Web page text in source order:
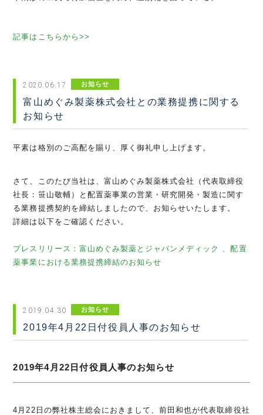
記事はこちらから>>
2020.06.17 お知らせ
富山めぐみ製薬株式会社との業務提携に関する
お知らせ
平素は格別のご高配を賜り、厚く御礼申し上げます。
さて、このたび当社は、富山めぐみ製薬株式会社（代表取締役
社長：笹山敬輔）と配置薬事業の営業・研究開発・製造に関す
る業務提携契約を締結しましたので、お知らせいたします。
詳細は以下をご確認ください。
プレスリリース：富山めぐみ製薬とジャパンメディック 、配置
薬事業における業務提携締結のお知らせ
2019.04.30 お知らせ
2019年4月22日付役員人事のお知らせ
2019年4月22日付役員人事のお知らせ
4月22日の弊社株主総会におきまして、前田和也が代表取締役社